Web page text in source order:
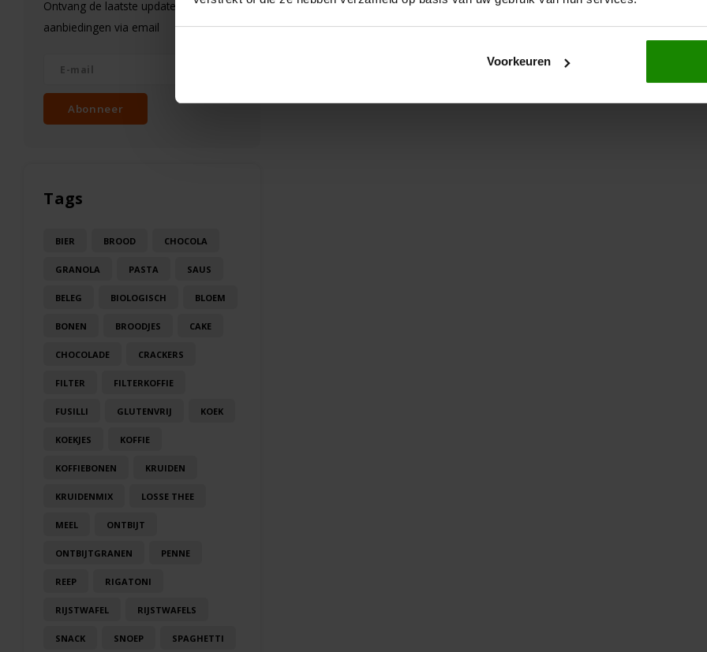
Voorkeuren
Ontvang de laatste updates, nieuws en
aanbiedingen via email
Abonneer
Tags
BIER BROOD CHOCOLA
GRANOLA PASTA SAUS
BELEG BIOLOGISCH BLOEM
BONEN BROODJES CAKE
CHOCOLADE CRACKERS
FILTER FILTERKOFFIE
FUSILLI GLUTENVRIJ KOEK
KOEKJES KOFFIE
KOFFIEBONEN KRUIDEN
KRUIDENMIX LOSSE THEE
MEEL ONTBIJT
ONTBIJTGRANEN PENNE
REEP RIGATONI
RIJSTWAFEL RIJSTWAFELS
SNACK SNOEP SPAGHETTI